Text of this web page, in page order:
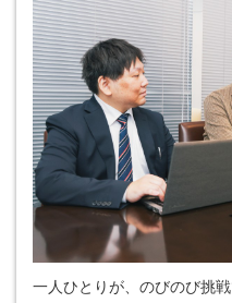
一人ひとりが、のびのび挑